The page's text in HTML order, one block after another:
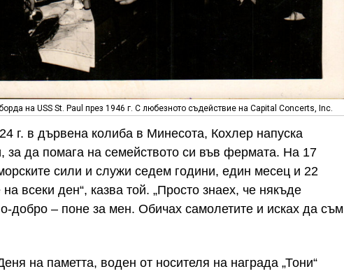
на USS St. Paul през 1946 г. С любезното съдействие на Capital Concerts, Inc.
г. в дървена колиба в Минесота, Кохлер напуска
за да помага на семейството си във фермата. На 17
сили и служи седем години, един месец и 22
всеки ден“, казва той. „Просто знаех, че някъде
добро – поне за мен. Обичах самолетите и исках да съм
на паметта, воден от носителя на награда „Тони“